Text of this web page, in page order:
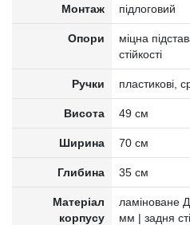
Монтаж підлоговий
Опори
міцна
стійкості
Ручки пластикові,
Висота 49 см
Ширина 70 см
Глибина 35 см
Матеріал
корпусу
ламіноване
мм | задня